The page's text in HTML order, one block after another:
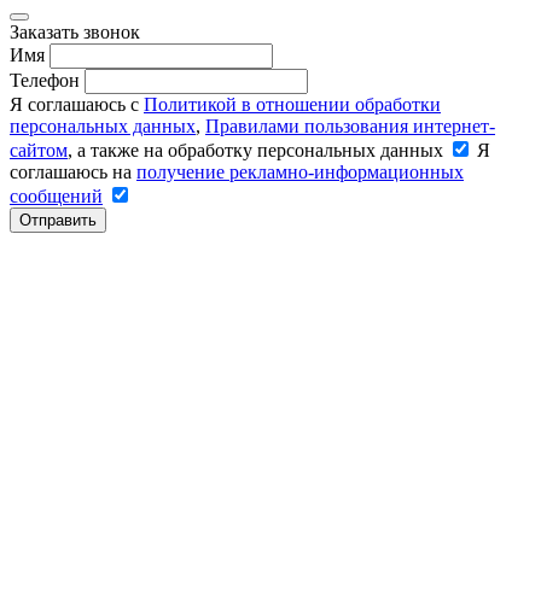
Заказать звонок
Имя
Телефон
Я соглашаюсь с Политикой в отношении обработки
персональных данных, Правилами пользования интернет-
сайтом, а также на обработку персональных данных
Я
соглашаюсь на получение рекламно-информационных
сообщений
Отправить